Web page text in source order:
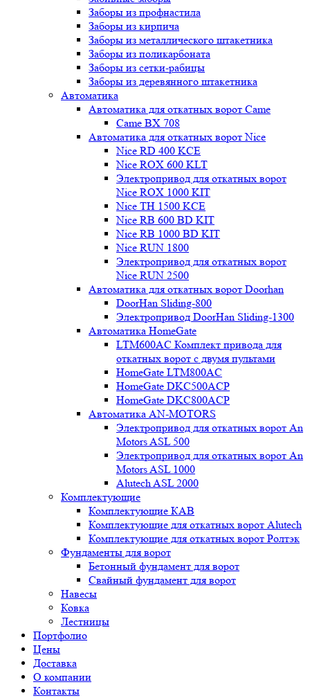
Заборы из профнастила
Заборы из кирпича
Заборы из металлического штакетника
Заборы из поликарбоната
Заборы из сетки-рабицы
Заборы из деревянного штакетника
Автоматика
Автоматика для откатных ворот Came
Came BX 708
Автоматика для откатных ворот Nice
Nice RD 400 KCE
Nice ROX 600 KLT
Электропривод для откатных ворот
Nice ROX 1000 KIT
Nice TH 1500 KCE
Nice RB 600 BD KIT
Nice RB 1000 BD KIT
Nice RUN 1800
Электропривод для откатных ворот
Nice RUN 2500
Автоматика для откатных ворот Doorhan
DoorHan Sliding-800
Электропривод DoorHan Sliding-1300
Автоматика HomeGate
LTM600AC Комплект привода для
откатных ворот с двумя пультами
HomeGate LTM800AC
HomeGate DKC500ACP
HomeGate DKC800ACP
Автоматика AN-MOTORS
Электропривод для откатных ворот An
Motors ASL 500
Электропривод для откатных ворот An
Motors ASL 1000
Alutech ASL 2000
Комплектующие
Комплектующие КАВ
Комплектующие для откатных ворот Alutech
Комплектующие для откатных ворот Ролтэк
Фундаменты для ворот
Бетонный фундамент для ворот
Свайный фундамент для ворот
Навесы
Ковка
Лестницы
Портфолио
Цены
Доставка
О компании
Контакты